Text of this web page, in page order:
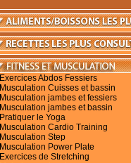
Exercices Abdos Fessiers
Musculation Cuisses et bassin
Musculation jambes et fessiers
Musculation jambes et bassin
Pratiquer le Yoga
Musculation Cardio Training
Musculation Step
Musculation Power Plate
Exercices de Stretching